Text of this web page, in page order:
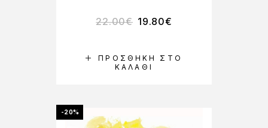
ΠΡΟΣΘΉΚΗ ΣΤΟ
ΚΑΛΆΘΙ
22.00€ 19.80€
-20%